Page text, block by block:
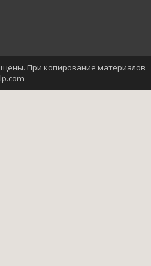
При копирование материалов